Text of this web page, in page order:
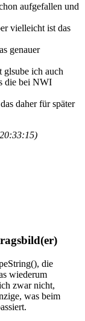
aufgefallen und
vielleicht ist das
genauer
glsube ich auch
die bei NWI
daher für später
die
wiederum
zwar nicht,
was beim